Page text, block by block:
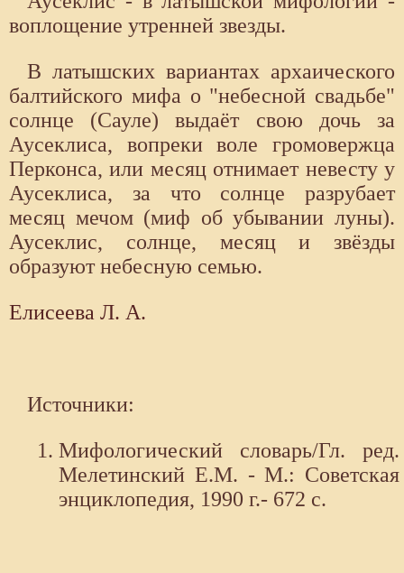
воплощение утренней звезды.
В латышских вариантах архаического
балтийского мифа о "небесной свадьбе"
солнце (Сауле) выдаёт свою дочь за
Аусеклиса, вопреки воле громовержца
Перконса, или месяц отнимает невесту у
Аусеклиса, за что солнце разрубает
месяц мечом (миф об убывании луны).
Аусеклис, солнце, месяц и звёзды
образуют небесную семью.
Елисеева Л. А.
Источники:
Мифологический словарь/Гл. ред.
Мелетинский Е.М. - М.: Советская
энциклопедия, 1990 г.- 672 с.